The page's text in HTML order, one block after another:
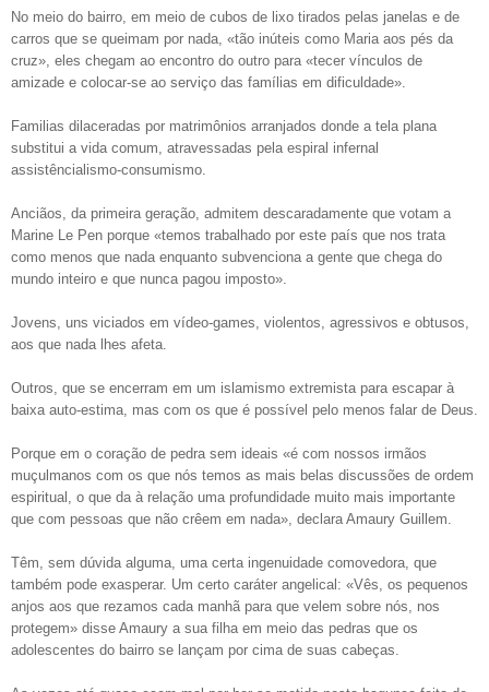
No meio do bairro, em meio de cubos de lixo tirados pelas janelas e de
carros que se queimam por nada, «tão inúteis como Maria aos pés da
cruz», eles chegam ao encontro do outro para «tecer vínculos de
amizade e colocar-se ao serviço das famílias em dificuldade».
Familias dilaceradas por matrimônios arranjados donde a tela plana
substitui a vida comum, atravessadas pela espiral infernal
assistêncialismo-consumismo.
Anciãos, da primeira geração, admitem descaradamente que votam a
Marine Le Pen porque «temos trabalhado por este país que nos trata
como menos que nada enquanto subvenciona a gente que chega do
mundo inteiro e que nunca pagou imposto».
Jovens, uns viciados em vídeo-games, violentos, agressivos e obtusos,
aos que nada lhes afeta.
Outros, que se encerram em um islamismo extremista para escapar à
baixa auto-estima, mas com os que é possível pelo menos falar de Deus.
Porque em o coração de pedra sem ideais «é com nossos irmãos
muçulmanos com os que nós temos as mais belas discussões de ordem
espiritual, o que da à relação uma profundidade muito mais importante
que com pessoas que não crêem em nada», declara Amaury Guillem.
Têm, sem dúvida alguma, uma certa ingenuidade comovedora, que
também pode exasperar. Um certo caráter angelical: «Vês, os pequenos
anjos aos que rezamos cada manhã para que velem sobre nós, nos
protegem» disse Amaury a sua filha em meio das pedras que os
adolescentes do bairro se lançam por cima de suas cabeças.